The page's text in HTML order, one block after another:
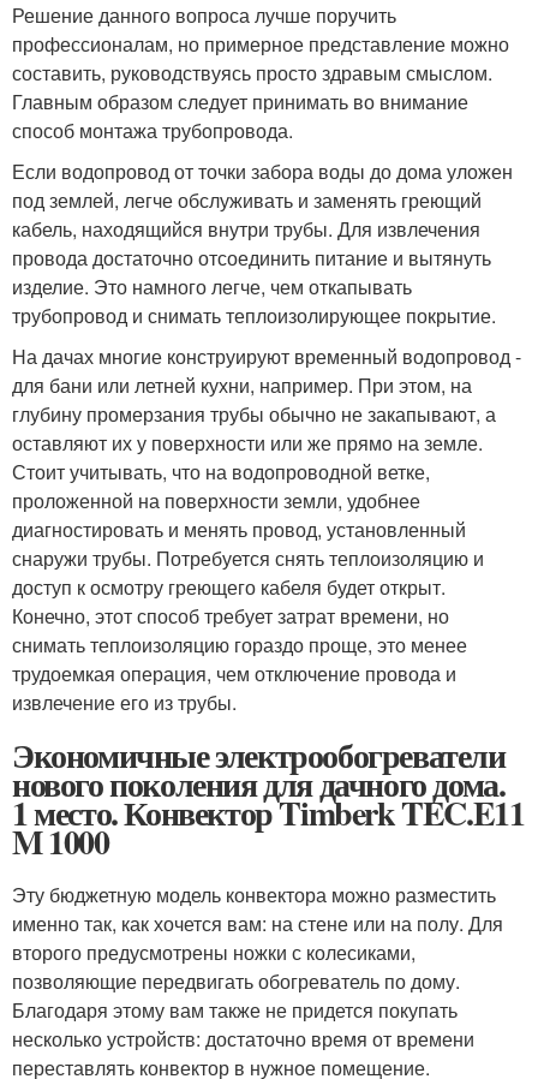
Решение данного вопроса лучше поручить
профессионалам, но примерное представление можно
составить, руководствуясь просто здравым смыслом.
Главным образом следует принимать во внимание
способ монтажа трубопровода.
Если водопровод от точки забора воды до дома уложен
под землей, легче обслуживать и заменять греющий
кабель, находящийся внутри трубы. Для извлечения
провода достаточно отсоединить питание и вытянуть
изделие. Это намного легче, чем откапывать
трубопровод и снимать теплоизолирующее покрытие.
На дачах многие конструируют временный водопровод -
для бани или летней кухни, например. При этом, на
глубину промерзания трубы обычно не закапывают, а
оставляют их у поверхности или же прямо на земле.
Стоит учитывать, что на водопроводной ветке,
проложенной на поверхности земли, удобнее
диагностировать и менять провод, установленный
снаружи трубы. Потребуется снять теплоизоляцию и
доступ к осмотру греющего кабеля будет открыт.
Конечно, этот способ требует затрат времени, но
снимать теплоизоляцию гораздо проще, это менее
трудоемкая операция, чем отключение провода и
извлечение его из трубы.
Экономичные электрообогреватели
нового поколения для дачного дома.
1 место. Конвектор Timberk TEC.E11
M 1000
Эту бюджетную модель конвектора можно разместить
именно так, как хочется вам: на стене или на полу. Для
второго предусмотрены ножки с колесиками,
позволяющие передвигать обогреватель по дому.
Благодаря этому вам также не придется покупать
несколько устройств: достаточно время от времени
переставлять конвектор в нужное помещение.